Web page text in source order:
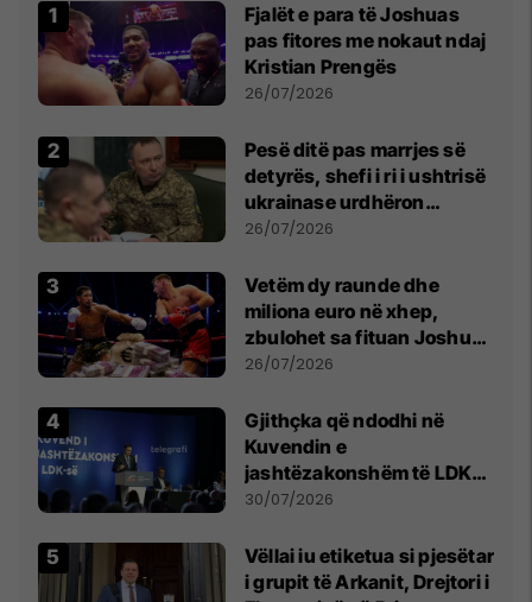
Fjalët e para të Joshuas
pas fitores me nokaut ndaj
Kristian Prengës
26/07/2026
Pesë ditë pas marrjes së
detyrës, shefi i ri i ushtrisë
ukrainase urdhëron
kontroll të madh
26/07/2026
Vetëm dy raunde dhe
miliona euro në xhep,
zbulohet sa fituan Joshua
e Prenga
26/07/2026
Gjithçka që ndodhi në
Kuvendin e
jashtëzakonshëm të LDK-
së
30/07/2026
Vëllai iu etiketua si pjesëtar
i grupit të Arkanit, Drejtori i